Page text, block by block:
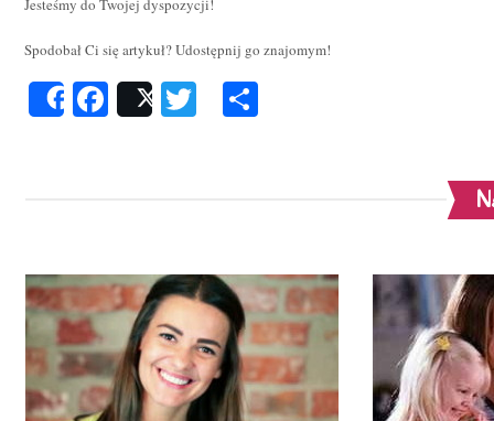
Jesteśmy do Twojej dyspozycji!
Spodobał Ci się artykuł? Udostępnij go znajomym!
ShareFacebook
Post Twitter